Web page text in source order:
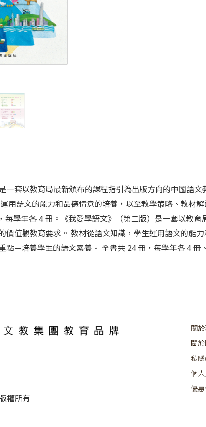
一套以教育局最新頒布的課程指引為出版方向的中國語
用語文的能力和品德情意的培養，以至教學策略、教
每學年各 4 冊。《我愛學語文》（第二版）是一套以教
價值觀教育要求。 教材從語文知識，學生運用語文的能
點—培養學生的語文素養。 全書共 24 冊，每學年各 4 冊。
權所有
關
關
私
個
優